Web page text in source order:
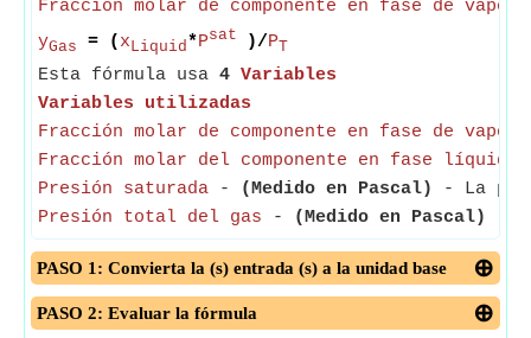
Fracción molar de componente en fase de vapor
yGas = ( xLiquid*Psat )/P T
Esta fórmula usa 4 Variables
Variables utilizadas
Fracción molar de componente en fase de vapor
Fracción molar del componente en fase líquida
Presión saturada - (Medido en Pascal)
- La
Presión total del gas - (Medido en Pascal)
PASO 1: Convierta la (s) entrada (s) a la unidad base
PASO 2: Evaluar la fórmula